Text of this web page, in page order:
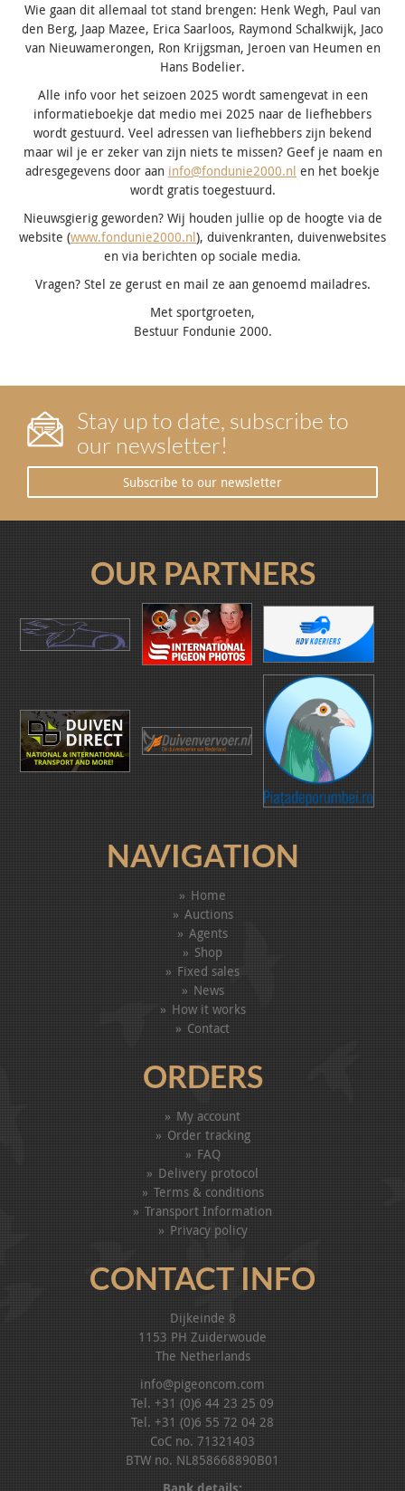
Wie gaan dit allemaal tot stand brengen: Henk Wegh, Paul van
den Berg, Jaap Mazee, Erica Saarloos, Raymond Schalkwijk, Jaco
van Nieuwamerongen, Ron Krijgsman, Jeroen van Heumen en
Hans Bodelier.
Alle info voor het seizoen 2025 wordt samengevat in een
informatieboekje dat medio mei 2025 naar de liefhebbers
wordt gestuurd. Veel adressen van liefhebbers zijn bekend
maar wil je er zeker van zijn niets te missen? Geef je naam en
adresgegevens door aan info@fondunie2000.nl en het boekje
wordt gratis toegestuurd.
Nieuwsgierig geworden? Wij houden jullie op de hoogte via de
website (www.fondunie2000.nl), duivenkranten, duivenwebsites
en via berichten op sociale media.
Vragen? Stel ze gerust en mail ze aan genoemd mailadres.
Met sportgroeten,
Bestuur Fondunie 2000.
Stay up to date, subscribe to
our newsletter!
Subscribe to our newsletter
OUR PARTNERS
NAVIGATION
Home
Auctions
Agents
Shop
Fixed sales
News
How it works
Contact
ORDERS
My account
Order tracking
FAQ
Delivery protocol
Terms & conditions
Transport Information
Privacy policy
CONTACT INFO
Dijkeinde 8
1153 PH Zuiderwoude
The Netherlands
info@pigeoncom.com
Tel. +31 (0)6 44 23 25 09
Tel. +31 (0)6 55 72 04 28
CoC no. 71321403
BTW no. NL858668890B01